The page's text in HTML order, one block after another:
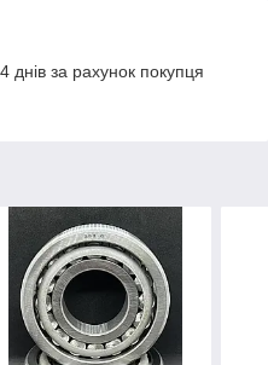
за рахунок покупця